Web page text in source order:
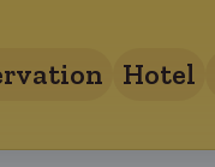
Hotel